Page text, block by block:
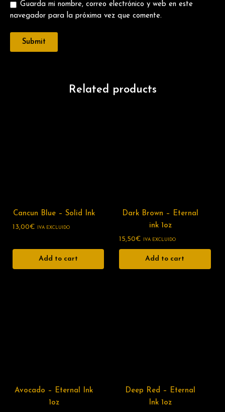
Guarda mi nombre, correo electrónico y web en este
navegador para la próxima vez que comente.
Related products
Cancun Blue – Solid Ink
13,00€ IVA EXCLUIDO
Add to cart
Dark Brown – Eternal
ink 1oz
15,50€ IVA EXCLUIDO
Add to cart
Avocado – Eternal Ink
1oz
Deep Red – Eternal
Ink 1oz